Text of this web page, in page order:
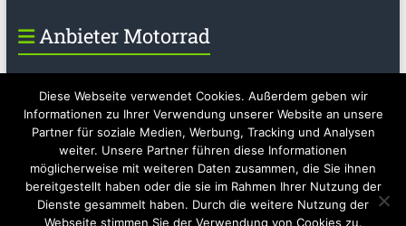
Anbieter Motorrad
Barmenia Direkt
Verti
R+V24
Diese Webseite verwendet Cookies. Außerdem geben wir
Informationen zu Ihrer Verwendung unserer Website an unsere
Partner für soziale Medien, Werbung, Tracking und Analysen
weiter. Unsere Partner führen diese Informationen
möglicherweise mit weiteren Daten zusammen, die Sie ihnen
bereitgestellt haben oder die sie im Rahmen Ihrer Nutzung der
Dienste gesammelt haben. Durch die weitere Nutzung der
Webseite stimmen Sie der Verwendung von Cookies zu.